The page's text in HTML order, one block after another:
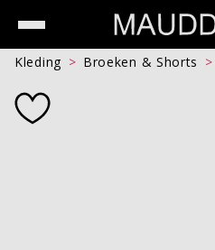
Kleding Broeken & Shorts